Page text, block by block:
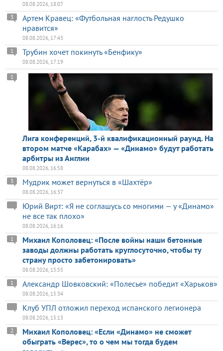
08.08.2026, 18:07
Артем Кравец: «Футбольная наглость Редушко
нравится»
3
08.08.2026, 17:43
Трубин хочет покинуть «Бенфику»
1
08.08.2026, 17:19
Лига конференций, 3-й квалификационный раунд. На
втором матче «Карабах» — «Динамо» будут работать
арбитры из Англии
1
08.08.2026, 16:58
Мудрик может вернуться в «Шахтёр»
3
08.08.2026, 16:37
Юрий Вирт: «Я не соглашусь со многими — у «Динамо»
не все так плохо»
08.08.2026, 16:16
Михаил Кополовец: «После войны наши бетонные
заводы должны работать круглосуточно, чтобы ту
страну просто забетонировать»
1
08.08.2026, 15:55
Александр Шовковский: «Полесье» победит «Харьков»
1
08.08.2026, 15:34
Клуб УПЛ отложил переход испанского легионера
08.08.2026, 15:13
Михаил Кополовец: «Если «Динамо» не сможет
обыграть «Верес», то о чем мы тогда будем
2